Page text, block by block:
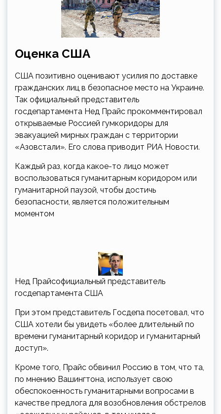
Оценка США
США позитивно оценивают усилия по доставке
гражданских лиц в безопасное место на Украине.
Так официальный представитель
госдепартамента Нед Прайс прокомментировал
открываемые Россией гумкоридоры для
эвакуацией мирных граждан с территории
«Азовстали». Его слова приводит РИА Новости.
Каждый раз, когда какое-то лицо может
воспользоваться гуманитарным коридором или
гуманитарной паузой, чтобы достичь
безопасности, является положительным
моментом
Нед Прайсофициальный представитель
госдепартамента США
При этом представитель Госдепа посетовал, что
США хотели бы увидеть «более длительный по
времени гуманитарный коридор и гуманитарный
доступ».
Кроме того, Прайс обвинил Россию в том, что та,
по мнению Вашингтона, использует свою
обеспокоенность гуманитарными вопросами в
качестве предлога для возобновления обстрелов